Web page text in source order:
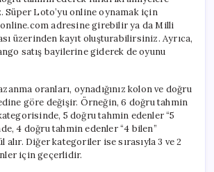
Loto’yu online oynamak için
adresine girebilir ya da Milli
üzerinden kayıt oluşturabilirsiniz. Ayrıca,
satış bayilerine giderek de oyunu
oranları, oynadığınız kolon ve doğru
göre değişir. Örneğin, 6 doğru tahmin
5 doğru tahmin edenler “5
4 doğru tahmin edenler “4 bilen”
Diğer kategoriler ise sırasıyla 3 ve 2
için geçerlidir.